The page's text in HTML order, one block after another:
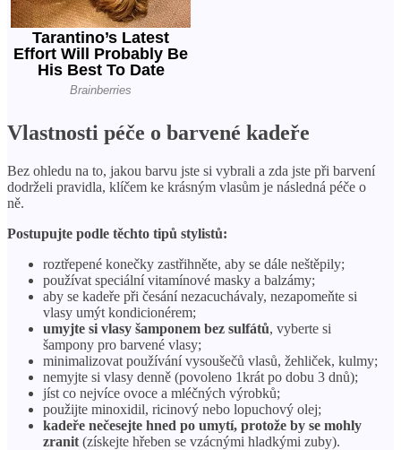
Vlastnosti péče o barvené kadeře
Bez ohledu na to, jakou barvu jste si vybrali a zda jste při barvení
dodrželi pravidla, klíčem ke krásným vlasům je následná péče o
ně.
Postupujte podle těchto tipů stylistů:
roztřepené konečky zastřihněte, aby se dále neštěpily;
používat speciální vitamínové masky a balzámy;
aby se kadeře při česání nezacuchávaly, nezapomeňte si
vlasy umýt kondicionérem;
umyjte si vlasy šamponem bez sulfátů, vyberte si
šampony pro barvené vlasy;
minimalizovat používání vysoušečů vlasů, žehliček, kulmy;
nemyjte si vlasy denně (povoleno 1krát po dobu 3 dnů);
jíst co nejvíce ovoce a mléčných výrobků;
použijte minoxidil, ricinový nebo lopuchový olej;
kadeře nečesejte hned po umytí, protože by se mohly
zranit (získejte hřeben se vzácnými hladkými zuby).